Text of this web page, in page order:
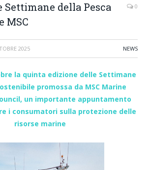
Settimane della Pesca
MSC
0
2025 NEWS
la quinta edizione delle Settimane
promossa da MSC Marine
un importante appuntamento
i consumatori sulla protezione delle
risorse marine